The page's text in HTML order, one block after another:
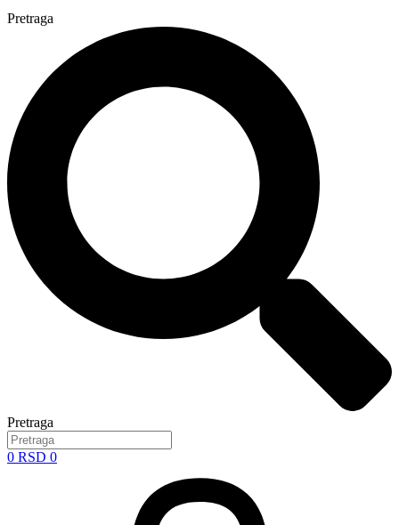
Pretraga
Pretraga
0 RSD 0